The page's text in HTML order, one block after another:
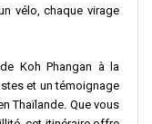
vélo, chaque virage
Koh Phangan à la
et un témoignage
Thaïlande. Que vous